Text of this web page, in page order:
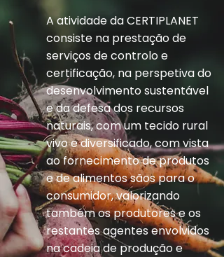
A atividade da CERTIPLANET
consiste na prestação de
serviços de controlo e
certificação, na perspetiva do
desenvolvimento sustentável
e da defesa dos recursos
naturais, com um tecido rural
vivo e diversificado, com vista
ao fornecimento de produtos
e de alimentos sãos para o
consumidor, valorizando
também os produtores e os
restantes agentes envolvidos
na cadeia de produção e